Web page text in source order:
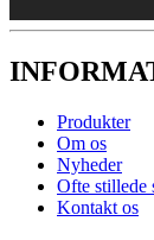
Produkter
Om os
Nyheder
Ofte stillede
Kontakt os